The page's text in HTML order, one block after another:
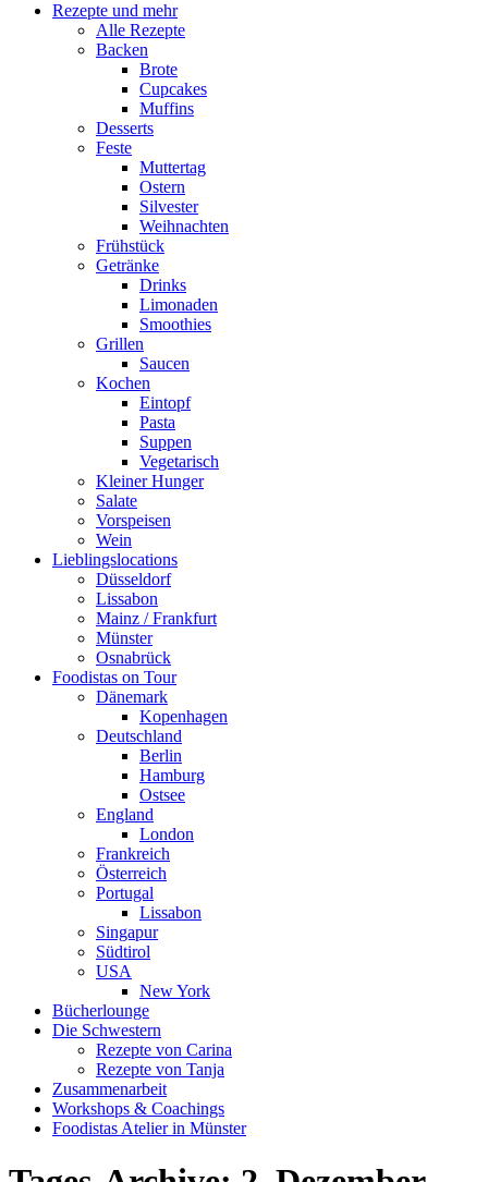
Rezepte und mehr
Alle Rezepte
Backen
Brote
Cupcakes
Muffins
Desserts
Feste
Muttertag
Ostern
Silvester
Weihnachten
Frühstück
Getränke
Drinks
Limonaden
Smoothies
Grillen
Saucen
Kochen
Eintopf
Pasta
Suppen
Vegetarisch
Kleiner Hunger
Salate
Vorspeisen
Wein
Lieblingslocations
Düsseldorf
Lissabon
Mainz / Frankfurt
Münster
Osnabrück
Foodistas on Tour
Dänemark
Kopenhagen
Deutschland
Berlin
Hamburg
Ostsee
England
London
Frankreich
Österreich
Portugal
Lissabon
Singapur
Südtirol
USA
New York
Bücherlounge
Die Schwestern
Rezepte von Carina
Rezepte von Tanja
Zusammenarbeit
Workshops & Coachings
Foodistas Atelier in Münster